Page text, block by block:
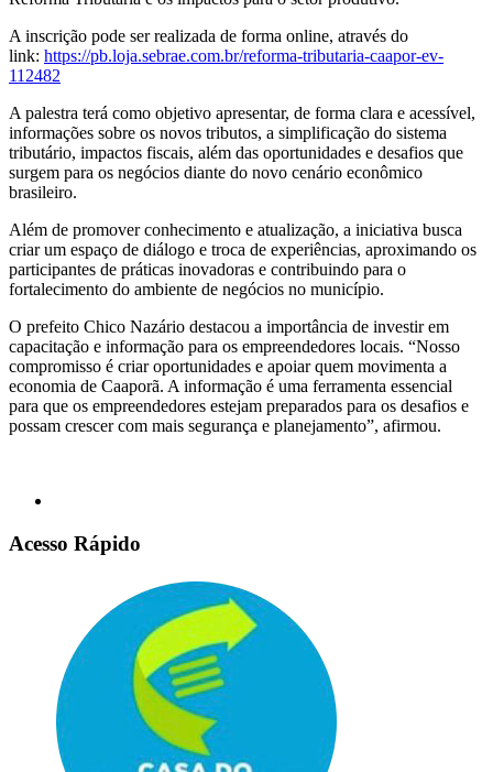
A inscrição pode ser realizada de forma online, através do
link: https://pb.loja.sebrae.com.br/reforma-tributaria-caapor-ev-
112482
A palestra terá como objetivo apresentar, de forma clara e acessível,
informações sobre os novos tributos, a simplificação do sistema
tributário, impactos fiscais, além das oportunidades e desafios que
surgem para os negócios diante do novo cenário econômico
brasileiro.
Além de promover conhecimento e atualização, a iniciativa busca
criar um espaço de diálogo e troca de experiências, aproximando os
participantes de práticas inovadoras e contribuindo para o
fortalecimento do ambiente de negócios no município.
O prefeito Chico Nazário destacou a importância de investir em
capacitação e informação para os empreendedores locais. “Nosso
compromisso é criar oportunidades e apoiar quem movimenta a
economia de Caaporã. A informação é uma ferramenta essencial
para que os empreendedores estejam preparados para os desafios e
possam crescer com mais segurança e planejamento”, afirmou.
Acesso Rápido